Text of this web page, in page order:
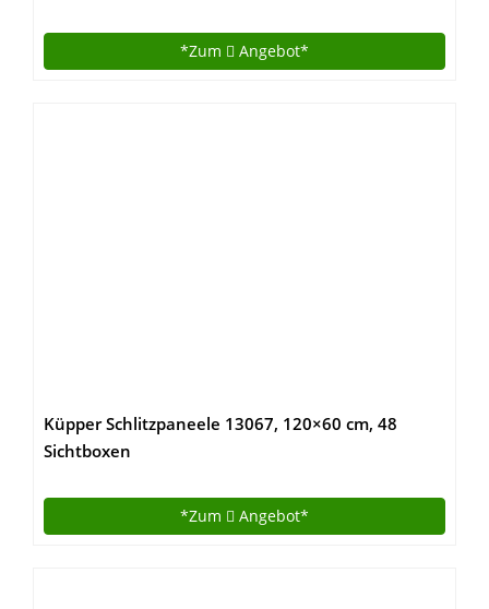
*Zum Angebot*
Küpper Schlitzpaneele 13067, 120×60 cm, 48
Sichtboxen
*Zum Angebot*